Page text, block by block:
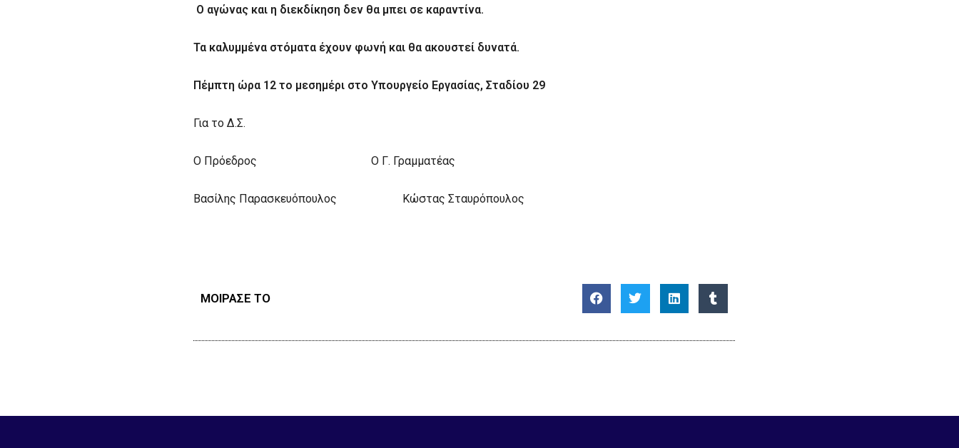
Ο αγώνας και η διεκδίκηση δεν θα μπει σε καραντίνα.
Τα καλυμμένα στόματα έχουν φωνή και θα ακουστεί δυνατά.
Πέμπτη ώρα 12 το μεσημέρι στο Υπουργείο Εργασίας, Σταδίου 29
Για το Δ.Σ.
Ο Πρόεδρος Ο Γ. Γραμματέας
Βασίλης Παρασκευόπουλος Κώστας Σταυρόπουλος
ΜΟΙΡΑΣΕ ΤΟ